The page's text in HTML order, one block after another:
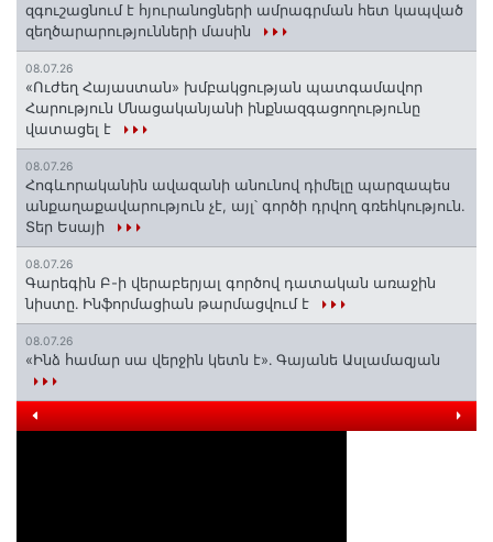
զգուշացնում է հյուրանոցների ամրագրման հետ կապված
զեղծարարությունների մասին
08.07.26
«Ուժեղ Հայաստան» խմբակցության պատգամավոր
Հարություն Մնացականյանի ինքնազգացողությունը
վատացել է
08.07.26
Հոգևորականին ավազանի անունով դիմելը պարզապես
անքաղաքավարություն չէ, այլ՝ գործի դրվող գռեհկություն.
Տեր Եսայի
08.07.26
Գարեգին Բ-ի վերաբերյալ գործով դատական առաջին
նիստը․ Ինֆորմացիան թարմացվում է
08.07.26
«Ինձ համար սա վերջին կետն է»․ Գայանե Ասլամազյան